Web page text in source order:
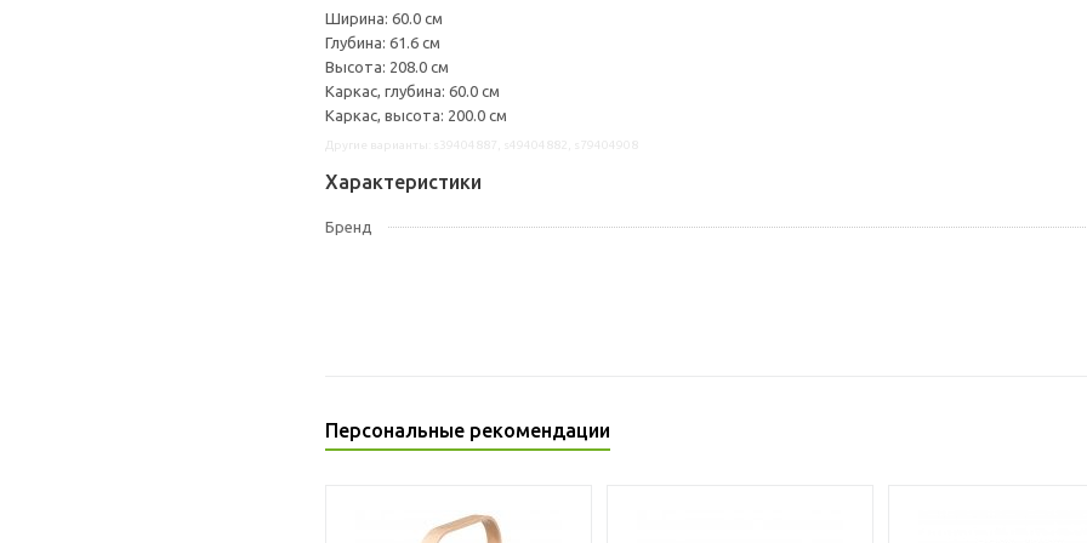
Ширина: 60.0 см
Глубина: 61.6 см
Высота: 208.0 см
Каркас, глубина: 60.0 см
Каркас, высота: 200.0 см
Характеристики
Бренд
Персональные рекомендации